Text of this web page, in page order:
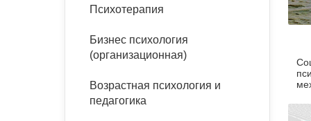
панические атаки
Психодрама
Сказкотерапия
эргономика
Социальная психология
Психология развития
организационная психология
Психотерапия
Бизнес психология
(организационная)
Возрастная психология и
педагогика